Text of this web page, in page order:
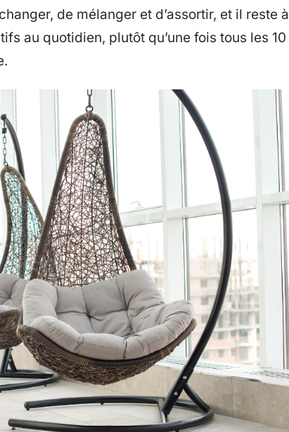
de mélanger et d’assortir, et il reste à
au quotidien, plutôt qu’une fois tous les 10